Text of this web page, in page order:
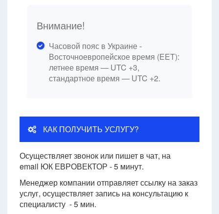
Внимание!
Часовой пояс в Украине -
Восточноевропейское время (EET):
летнее время — UTC +3,
стандартное время — UTC +2.
КАК ПОЛУЧИТЬ УСЛУГУ?
Осуществляет звонок или пишет в чат, на
email ЮК ЕВРОВЕКТОР - 5 минут.
Менеджер компании отправляет ссылку на заказ
услуг, осуществляет запись на консультацию к
специалисту - 5 мин.